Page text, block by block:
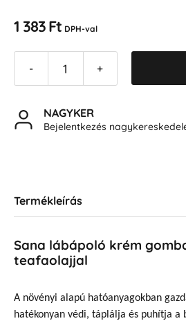
1 383 Ft DPH-val
- +
NAGYKER
Bejelentkezés
Termékleírás
Sana lábápoló krém
teafaolajjal
A növényi alapú hatóanyagokban
hatékonyan védi, táplálja és puhítja a